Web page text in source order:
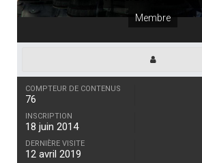
Membre
COMPTEUR DE CONTENUS
76
INSCRIPTION
18 juin 2014
DERNIÈRE VISITE
12 avril 2019